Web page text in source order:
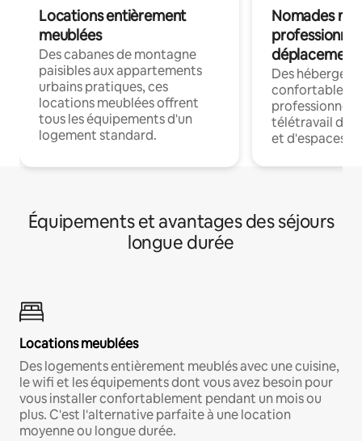
Locations entièrement
meublées
Des cabanes de montagne
paisibles aux appartements
urbains pratiques, ces
locations meublées offrent
tous les équipements d'un
logement standard.
Nomades
déplacement
Des
confortables
professionnels
télétravail
et d'espaces
Équipements et avantages des séjours
longue durée
Locations meublées
Des logements entièrement meublés avec une cuisine,
le wifi et les équipements dont vous avez besoin pour
vous installer confortablement pendant un mois ou
plus. C'est l'alternative parfaite à une location
moyenne ou longue durée.